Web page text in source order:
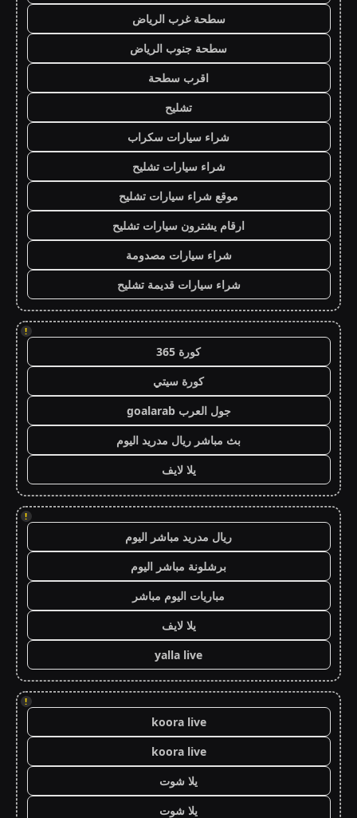
سطحة غرب الرياض
سطحة جنوب الرياض
اقرب سطحة
تشليح
شراء سيارات سكراب
شراء سيارات تشليح
موقع شراء سيارات تشليح
ارقام يشترون سيارات تشليح
شراء سيارات مصدومة
شراء سيارات قديمة تشليح
!
كورة 365
كورة سيتي
جول العرب goalarab
بث مباشر ريال مدريد اليوم
يلا لايف
!
ريال مدريد مباشر اليوم
برشلونة مباشر اليوم
مباريات اليوم مباشر
يلا لايف
yalla live
!
koora live
koora live
يلا شوت
يلا شوت